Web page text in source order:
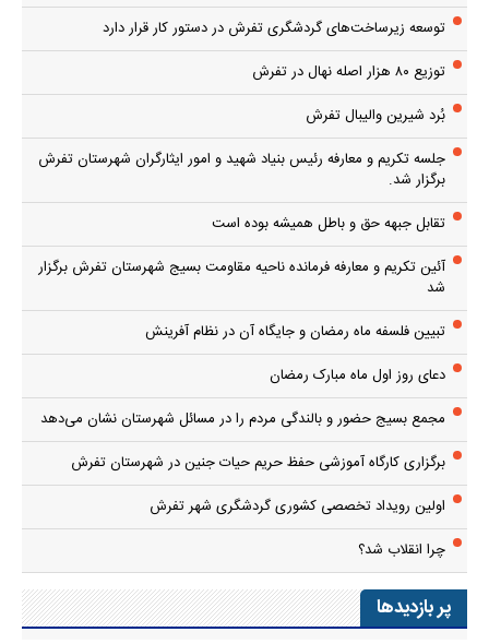
توسعه زیرساخت‌های گردشگری تفرش در دستور کار قرار دارد
توزیع ۸۰ هزار اصله نهال در تفرش
بُرد شیرین والیبال تفرش
جلسه تکریم و معارفه رئیس بنیاد شهید و امور ایثارگران شهرستان تفرش
برگزار شد.
تقابل جبهه حق و باطل همیشه بوده است
آئین تکریم و معارفه فرمانده ناحیه مقاومت بسیج شهرستان تفرش برگزار
شد
تبیین فلسفه ماه رمضان و جایگاه آن در نظام آفرینش
دعای روز اول ماه مبارک رمضان
مجمع بسیج حضور و بالندگی مردم را در مسائل شهرستان نشان می‌دهد
برگزاری کارگاه آموزشی حفظ حریم حیات جنین در شهرستان تفرش
اولین رویداد تخصصی کشوری گردشگری شهر تفرش
چرا انقلاب شد؟
پر بازدیدها